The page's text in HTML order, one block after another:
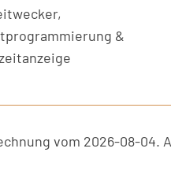
&
vom 2026-08-04.